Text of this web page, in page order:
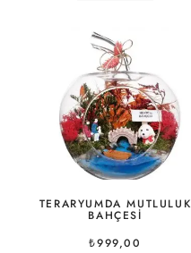
TERARYUMDA MUTLULUK
BAHÇESI
₺999,00